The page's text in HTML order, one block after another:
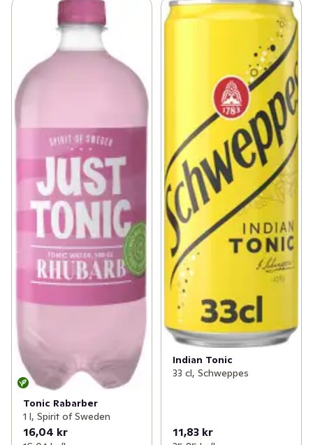
Tonic Rabarber
1 l, Spirit of Sweden
16,04 kr
Indian Tonic
33 cl, Schweppes
11,83 kr